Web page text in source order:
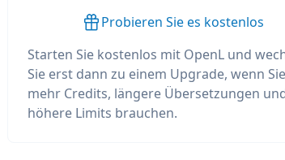
Probieren Sie es kostenlos
Starten Sie kostenlos mit OpenL und
Sie erst dann zu einem Upgrade, wenn Sie
mehr Credits, längere Übersetzungen
höhere Limits brauchen.